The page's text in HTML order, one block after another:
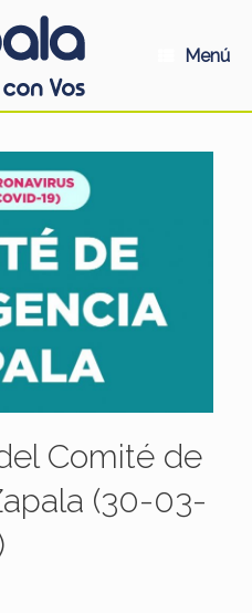
Menú
Comité de
(30-03-